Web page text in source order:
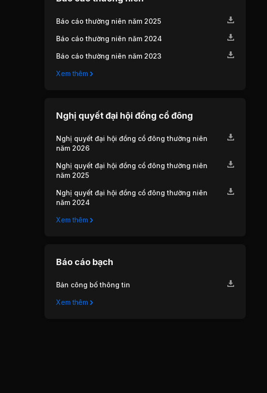
Báo cáo thường niên năm 2025
Báo cáo thường niên năm 2024
Báo cáo thường niên năm 2023
Xem thêm
Nghị quyết đại hội đồng cổ đông
Nghị quyết đại hội đồng cổ đông thường niên
năm 2026
Nghị quyết đại hội đồng cổ đông thường niên
năm 2025
Nghị quyết đại hội đồng cổ đông thường niên
năm 2024
Xem thêm
Báo cáo bạch
Bản công bố thông tin
Xem thêm